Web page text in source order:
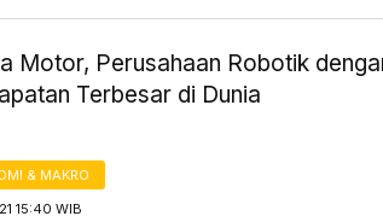
Motor, Perusahaan Robotik
Terbesar di Dunia
& MAKRO
15:40 WIB